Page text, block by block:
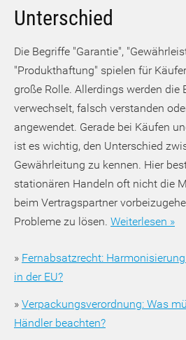
Unterschied
Die Begriffe "Garantie",
"Produkthaftung" spielen für
große Rolle. Allerdings werden die
verwechselt, falsch verstanden
angewendet. Gerade bei Käufen
ist es wichtig, den Unterschied
Gewährleitung zu kennen. Hier
stationären Handeln oft nicht die
beim Vertragspartner
Probleme zu lösen. Weiterlesen »
» Fernabsatzrecht:
in der EU?
» Verpackungsverordnung: Was
Händler beachten?